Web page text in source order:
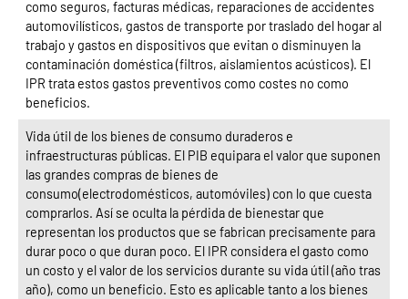
como seguros, facturas médicas, reparaciones de accidentes
automovilísticos, gastos de transporte por traslado del hogar al
trabajo y gastos en dispositivos que evitan o disminuyen la
contaminación doméstica (filtros, aislamientos acústicos). El
IPR trata estos gastos preventivos como costes no como
beneficios.
Vida útil de los bienes de consumo duraderos e
infraestructuras públicas. El PIB equipara el valor que suponen
las grandes compras de bienes de
consumo(electrodomésticos, automóviles) con lo que cuesta
comprarlos. Así se oculta la pérdida de bienestar que
representan los productos que se fabrican precisamente para
durar poco o que duran poco. El IPR considera el gasto como
un costo y el valor de los servicios durante su vida útil (año tras
año), como un beneficio. Esto es aplicable tanto a los bienes